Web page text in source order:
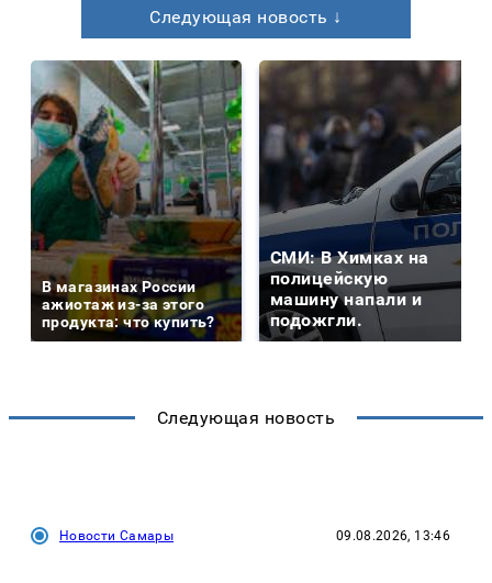
Следующая новость ↓
В магазинах России
ажиотаж из-за этого
продукта: что купить?
СМИ: В Химках на
полицейскую
машину напали и
подожгли.
Следующая новость
Новости Самары 09.08.2026, 13:46